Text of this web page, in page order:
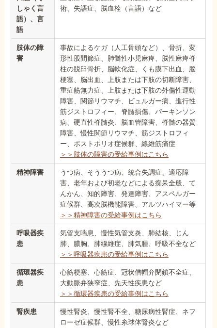
しゃく言
語）、言
語
術、失語症、脳血栓（言語）など
肢体の障
害
事故によるケガ（人工骨頭など）、骨折、変
形性股間節症、肺髄性小児麻痺、脳性麻痺脊
柱の脱臼骨折、脳軟化症、くも膜下出血、脳
梗塞、脳出血、上肢または下肢の切断障害、
重症筋無力症、上肢または下肢の外傷性運動
障害、関節リウマチ、ビュルガー病、進行性
筋ジストロフィー、脊髄損傷、パーキンソン
病、硬直性脊髄炎、脳血管障害、脊髄の器質
障害、慢性関節リウマチ、筋ジストロフィ
ー、ポストポリオ症候群、線維筋痛症
＞＞肢体の障害の受給事例はこちら
精神障害
うつ病、そううつ病、統合失調症、適応障
害、老年および初老などによる痴呆全般、て
んかん、知的障害、発達障害、アスペルガー
症候群、高次脳機能障害、アルツハイマー等
＞＞精神障害の受給事例はこちら
呼吸器疾
患
気管支喘息、慢性気管支炎、肺結核、じん
肺、膿胸、肺線維症、肺気腫、呼吸不全など
＞＞呼吸器疾患の受給事例はこちら
循環器疾
患
心筋梗塞、心筋症、冠状僧帽弁閉鎖不全症、
大動脈弁狭窄症、先天性疾患など
＞＞循環器疾患の受給事例はこちら
腎疾患
慢性腎炎、慢性腎不全、糖尿病性腎症、ネフ
ローゼ症候群、慢性糸球体腎炎など